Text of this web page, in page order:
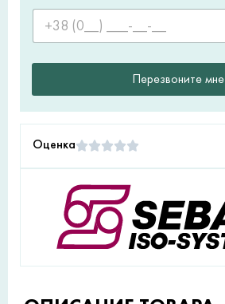
Перезвоните мне
Оценка